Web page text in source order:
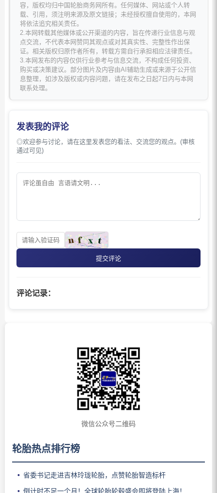
容，版权均归中国轮胎商务网所有。任何媒体、网站或个人转
载、引用，须注明来源及原文链接；未经授权擅自使用的，本网
将依法追究相关责任。
2.本网转载其他媒体或公开渠道的内容，旨在传递行业信息与观
点交流，不代表本网赞同其观点或对其真实性、完整性作出保
证。相关版权归原作者所有，转载方需自行承担相应法律责任。
3.本网发布的内容仅供行业参考与信息交流，不构成任何投资、
购买或决策建议。部分图片及内容由AI辅助生成或来源于公开信
息整理，如涉及版权或内容问题，请在发布之日起7日内与本网
联系处理。
发表我的评论
◎欢迎参与讨论，请在这里发表您的看法、交流您的观点。(审核
通过可见)
提交评论
评论记录：
微信公众号二维码
轮胎热点排行榜
省委书记走进吉林玲珑轮胎，点赞轮胎智造标杆
倒计时不足一个月！全球轮胎轮毂盛会即将登陆上海！